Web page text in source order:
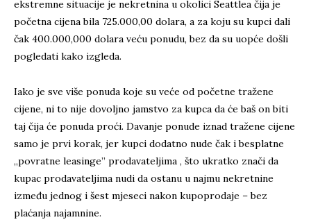
ekstremne situacije je nekretnina u okolici Seattlea čija je
početna cijena bila 725.000,00 dolara, a za koju su kupci dali
čak 400.000,000 dolara veću ponudu, bez da su uopće došli
pogledati kako izgleda.
Iako je sve više ponuda koje su veće od početne tražene
cijene, ni to nije dovoljno jamstvo za kupca da će baš on biti
taj čija će ponuda proći. Davanje ponude iznad tražene cijene
samo je prvi korak, jer kupci dodatno nude čak i besplatne
„povratne leasinge” prodavateljima , što ukratko znači da
kupac prodavateljima nudi da ostanu u najmu nekretnine
između jednog i šest mjeseci nakon kupoprodaje – bez
plaćanja najamnine.